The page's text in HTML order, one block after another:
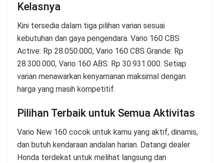
Kelasnya
Kini tersedia dalam tiga pilihan varian sesuai
kebutuhan dan gaya pengendara. Vario 160 CBS
Active: Rp 28.050.000, Vario 160 CBS Grande: Rp
28.300.000, Vario 160 ABS: Rp 30.931.000. Setiap
varian menawarkan kenyamanan maksimal dengan
harga yang masih kompetitif.
Pilihan Terbaik untuk Semua Aktivitas
Vario New 160 cocok untuk kamu yang aktif, dinamis,
dan butuh kendaraan andalan harian. Datangi dealer
Honda terdekat untuk melihat langsung dan